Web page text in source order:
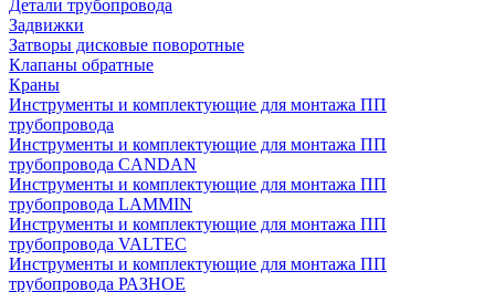
Детали трубопровода
Задвижки
Затворы дисковые поворотные
Клапаны обратные
Краны
Инструменты и комплектующие для монтажа ПП
трубопровода
Инструменты и комплектующие для монтажа ПП
трубопровода CANDAN
Инструменты и комплектующие для монтажа ПП
трубопровода LAMMIN
Инструменты и комплектующие для монтажа ПП
трубопровода VALTEC
Инструменты и комплектующие для монтажа ПП
трубопровода РАЗНОЕ